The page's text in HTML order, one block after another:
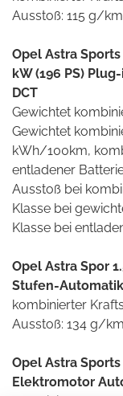
Ausstoß: 115 g/
Opel Astra
kW (196 PS)
DCT
Gewichtet
Gewichtet
kWh/100km,
entladener
Ausstoß bei
Klasse bei
Klasse bei
Opel Astra Spor
Stufen-Automatik
kombinierter
Ausstoß: 134 g/
Opel Astra
Elektromotor